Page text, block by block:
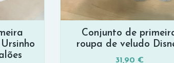
Conjunto de
roupa de veludo
31,90 €